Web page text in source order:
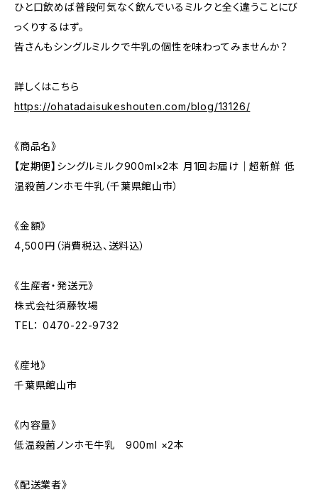
ひと口飲めば普段何気なく飲んでいるミルクと全く違うことにび
っくりするはず。
皆さんもシングルミルクで牛乳の個性を味わってみませんか？
詳しくはこちら
https://ohatadaisukeshouten.com/blog/13126/
《商品名》
【定期便】シングルミルク900ml×2本 月1回お届け｜超新鮮 低
温殺菌ノンホモ牛乳（千葉県館山市）
《金額》
4,500円（消費税込、送料込）
《生産者・発送元》
株式会社須藤牧場
TEL： 0470-22-9732
《産地》
千葉県館山市
《内容量》
低温殺菌ノンホモ牛乳 900ml ×2本
《配送業者》